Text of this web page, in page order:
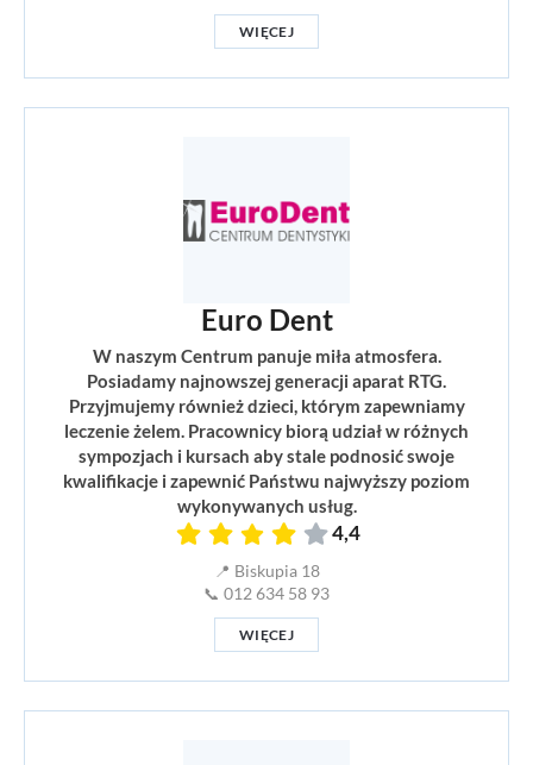
WIĘCEJ
Euro Dent
W naszym Centrum panuje miła atmosfera.
Posiadamy najnowszej generacji aparat RTG.
Przyjmujemy również dzieci, którym zapewniamy
leczenie żelem. Pracownicy biorą udział w różnych
sympozjach i kursach aby stale podnosić swoje
kwalifikacje i zapewnić Państwu najwyższy poziom
wykonywanych usług.
4,4
📍 Biskupia 18
📞 012 634 58 93
WIĘCEJ